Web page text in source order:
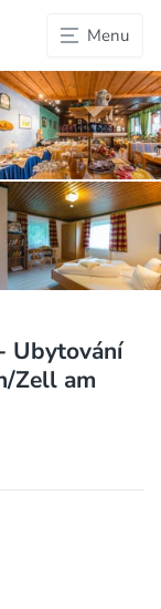
Menu
Ubytování
Zell am